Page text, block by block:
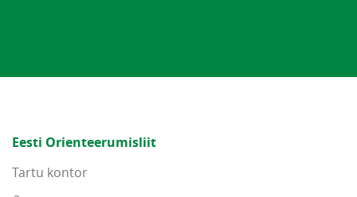
Eesti Orienteerumisliit
Tartu kontor